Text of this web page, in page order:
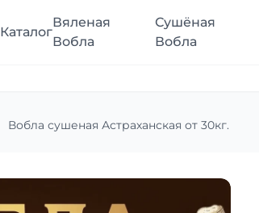
Каталог
Вяленая
Вобла
Сушёная
Вобла
Вобла сушеная Астраханская от 30кг.